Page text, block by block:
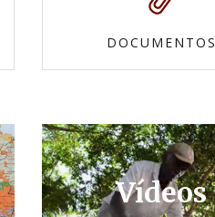
DOCUMENTOS
Vídeos